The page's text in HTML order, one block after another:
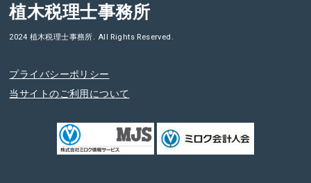
植木税理士事務所
2024 植木税理士事務所. All Rights Reserved.
プライバシーポリシー
当サイトのご利用について